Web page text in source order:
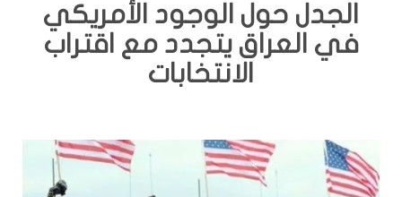
الجدل حول الوجود الأمريكي
في العراق يتجدد مع اقتراب
الانتخابات